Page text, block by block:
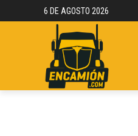
6 DE AGOSTO 2026